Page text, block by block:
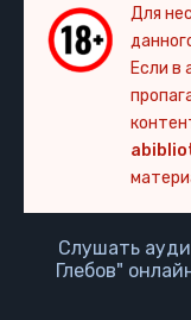
Для
Если в
Слушать
Глебов"